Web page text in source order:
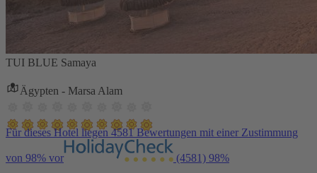
TUI BLUE Samaya
Ägypten - Marsa Alam
Für dieses Hotel liegen 4581 Bewertungen mit einer Zustimmung
von 98% vor (4581) 98%